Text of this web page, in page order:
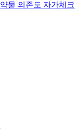
약물 의존도 자가체크